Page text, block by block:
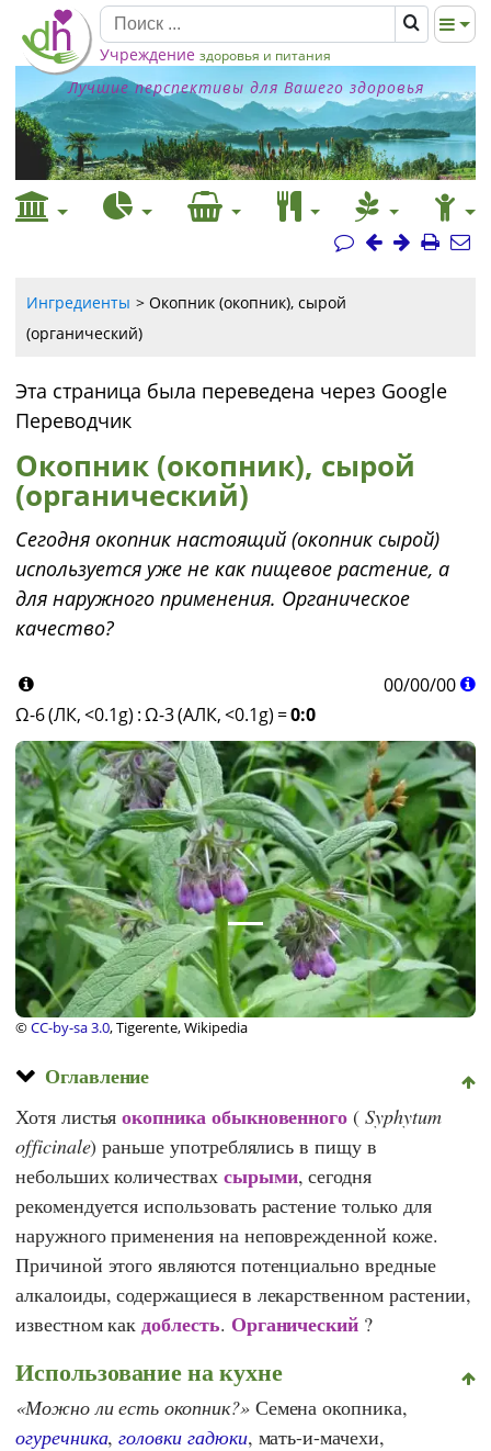
Учреждение здоровья и питания
Лучшие перспективы для Вашего здоровья
Ингредиенты
Окопник (окопник), сырой
(органический)
Эта страница была переведена через Google
Переводчик
Окопник (окопник), сырой
(органический)
Сегодня окопник настоящий (окопник сырой)
используется уже не как пищевое растение, а
для наружного применения. Органическое
качество?
00/00/00
Ω-6 (ЛК, <0.1g) :Ω-3 (АЛК, <0.1g) =0:0
©CC-by-sa 3.0, Tigerente, Wikipedia
Оглавление
Хотя листьяокопника обыкновенного (Syphytum
officinale) раньше употреблялись в пищу в
небольших количествах сырыми, сегодня
рекомендуется использовать растение только для
наружного применения на неповрежденной коже.
Причиной этого являются потенциально вредные
алкалоиды, содержащиеся в лекарственном растении,
известном какдоблесть. Органический ?
Использование на кухне
Можно ли есть окопник? Семена окопника,
огуречника,головки гадюки, мать-и-мачехи,